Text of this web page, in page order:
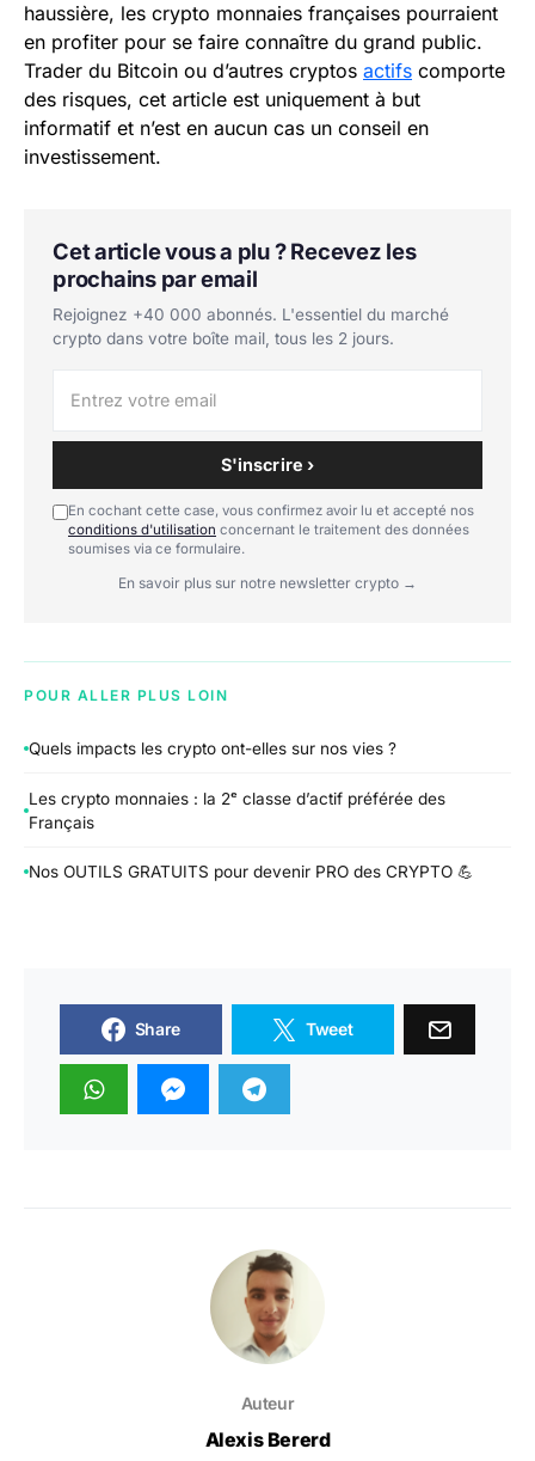
haussière, les crypto monnaies françaises pourraient
en profiter pour se faire connaître du grand public.
Trader du Bitcoin ou d’autres cryptos actifs comporte
des risques, cet article est uniquement à but
informatif et n’est en aucun cas un conseil en
investissement.
Cet article vous a plu ? Recevez les
prochains par email
Rejoignez +40 000 abonnés. L'essentiel du marché
crypto dans votre boîte mail, tous les 2 jours.
S'inscrire ›
En cochant cette case, vous confirmez avoir lu et accepté nos
conditions d'utilisation concernant le traitement des données
soumises via ce formulaire.
En savoir plus sur notre newsletter crypto →
POUR ALLER PLUS LOIN
Quels impacts les crypto ont-elles sur nos vies ?
Les crypto monnaies : la 2ᵉ classe d’actif préférée des
Français
Nos OUTILS GRATUITS pour devenir PRO des CRYPTO 💪
Share Tweet
Auteur
Alexis Bererd